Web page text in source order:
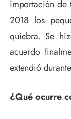
importación de
2018 los
quiebra. Se
acuerdo
extendió
¿Qué ocurre